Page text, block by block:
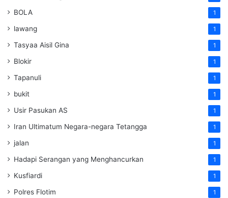
BOLA 1
lawang 1
Tasyaa Aisil Gina 1
Blokir 1
Tapanuli 1
bukit 1
Usir Pasukan AS 1
Iran Ultimatum Negara-negara Tetangga 1
jalan 1
Hadapi Serangan yang Menghancurkan 1
Kusfiardi 1
Polres Flotim 1